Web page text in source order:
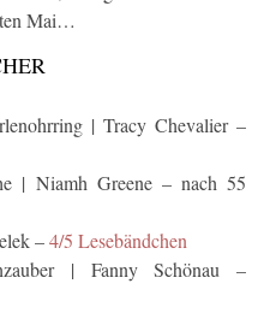
Mai…
| Tracy Chevalier –
| Niamh Greene – nach 55
–4/5 Lesebändchen
| Fanny Schönau –